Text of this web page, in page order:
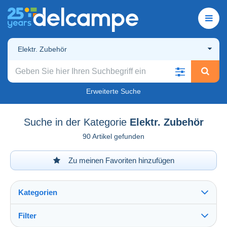
Elektr. Zubehör
Erweiterte Suche
Suche in der Kategorie Elektr. Zubehör
90 Artikel gefunden
Zu meinen Favoriten hinzufügen
Kategorien
Filter